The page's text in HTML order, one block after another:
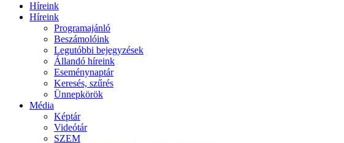
Híreink
Híreink
Programajánló
Beszámolóink
Legutóbbi bejegyzések
Állandó híreink
Eseménynaptár
Keresés, szűrés
Ünnepkörök
Média
Képtár
Videótár
SZEM